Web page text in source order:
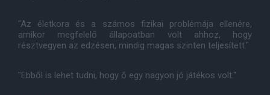
"Az életkora és a számos fizikai problémája ellenére,
amikor megfelelő állapoatban volt ahhoz, hogy
résztvegyen az edzésen, mindig magas szinten teljesített."
"Ebből is lehet tudni, hogy ő egy nagyon jó játékos volt."